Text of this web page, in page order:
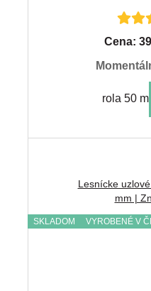
Cena:
rola 50 m
Lesnícke
mm |
SKLADOM VYROBENÉ V